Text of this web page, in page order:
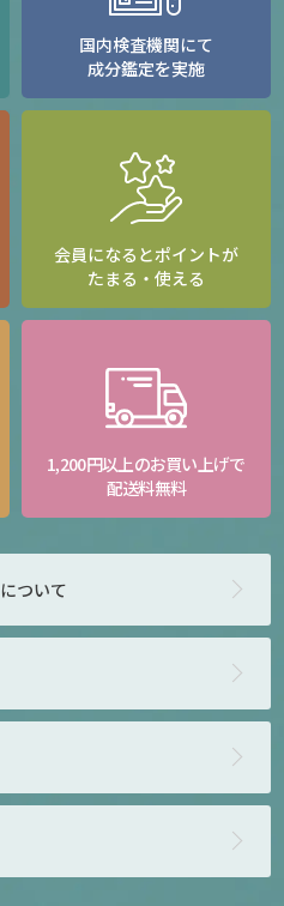
国内検査機関にて
成分鑑定を実施
会員になるとポイントが
たまる・使える
1,200円以上のお買い上げで
配送料無料
について